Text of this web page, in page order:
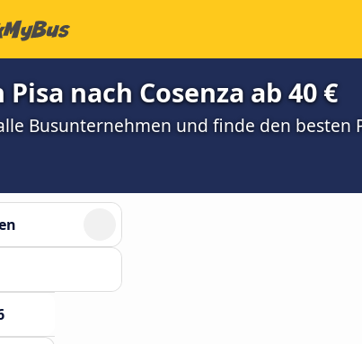
Pisa nach Cosenza ab 40 €
Busunternehmen und finde den besten